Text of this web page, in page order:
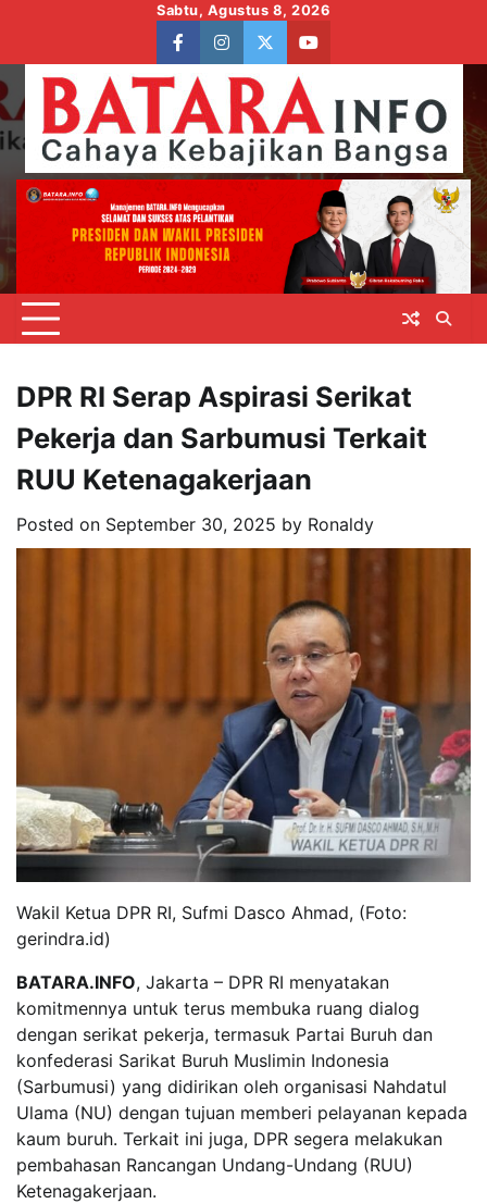
content
Sabtu, Agustus 8, 2026
facebookinstagram
twitteryoutube
DPR RI Serap Aspirasi Serikat
Pekerja dan Sarbumusi Terkait
RUU Ketenagakerjaan
Posted on September 30, 2025 by Ronaldy
Wakil Ketua DPR RI, Sufmi Dasco Ahmad, (Foto:
gerindra.id)
BATARA.INFO, Jakarta – DPR RI menyatakan
komitmennya untuk terus membuka ruang dialog
dengan serikat pekerja, termasuk Partai Buruh dan
konfederasi Sarikat Buruh Muslimin Indonesia
(Sarbumusi) yang didirikan oleh organisasi Nahdatul
Ulama (NU) dengan tujuan memberi pelayanan kepada
kaum buruh. Terkait ini juga, DPR segera melakukan
pembahasan Rancangan Undang-Undang (RUU)
Ketenagakerjaan.